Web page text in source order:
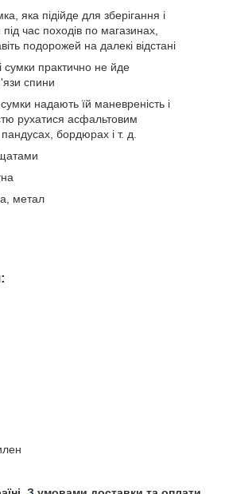
яка підійде для зберігання і
час походів по магазинах,
подорожей на далекі відстані
сумки практично не йде
спини
надають їй маневреність і
рухатися асфальтовим
бордюрах і т. д.
метал